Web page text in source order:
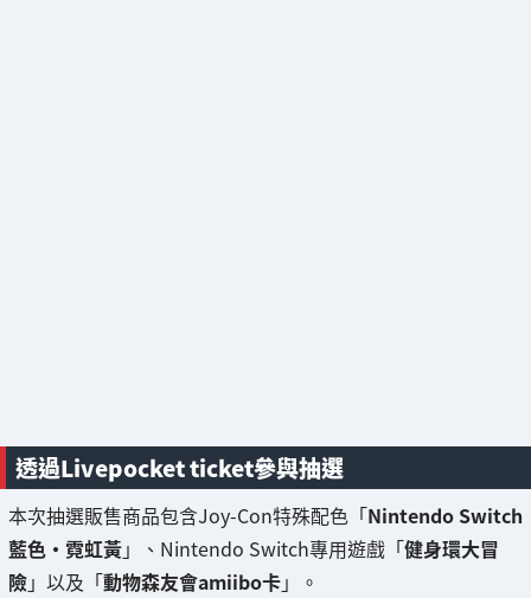
透過Livepocket ticket參與抽選
本次抽選販售商品包含Joy-Con特殊配色「Nintendo Switch
藍色・霓虹黃」、Nintendo Switch專用遊戲「健身環大冒
險」以及「動物森友會amiibo卡」。